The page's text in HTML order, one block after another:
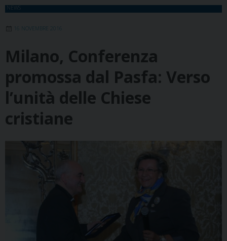
NEWS
16 NOVEMBRE 2016
Milano, Conferenza
promossa dal Pasfa: Verso
l’unità delle Chiese
cristiane